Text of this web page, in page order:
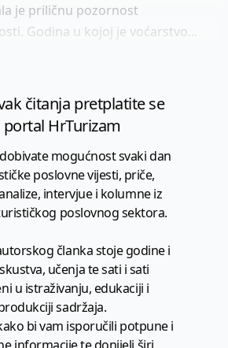
je priličnu pozornost
Godina u kojoj je voćarstvo...
čitanja pretplatite se
portal HrTurizam
mogućnost svaki dan
poslovne vijesti, priče,
intervjue i kolumne iz
poslovnog sektora.
članka stoje godine i
učenja te sati i sati
u istraživanju, edukaciji i
sadržaja.
bi vam isporučili potpune i